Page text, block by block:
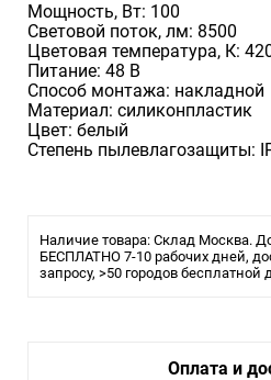
Мощность, Вт: 100
Световой поток, лм: 8500
Цветовая температура, К:
Питание: 48 В
Способ монтажа: накладной
Материал: силиконпластик
Цвет: белый
Степень пылевлагозащиты:
Наличие товара: Склад Москва.
БЕСПЛАТНО 7-10 рабочих дней,
запросу, >50 городов бесплатной
Оплата и